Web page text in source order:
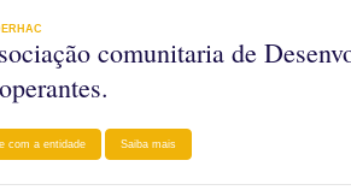
comunitaria de
com a entidade Saiba mais